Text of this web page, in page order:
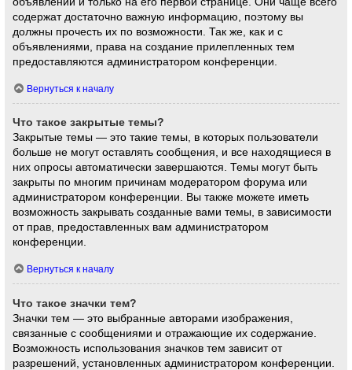
содержат достаточно важную информацию, поэтому вы
должны прочесть их по возможности. Так же, как и с
объявлениями, права на создание прилепленных тем
предоставляются администратором конференции.
Вернуться к началу
Что такое закрытые темы?
Закрытые темы — это такие темы, в которых пользователи
больше не могут оставлять сообщения, и все находящиеся в
них опросы автоматически завершаются. Темы могут быть
закрыты по многим причинам модератором форума или
администратором конференции. Вы также можете иметь
возможность закрывать созданные вами темы, в зависимости
от прав, предоставленных вам администратором
конференции.
Вернуться к началу
Что такое значки тем?
Значки тем — это выбранные авторами изображения,
связанные с сообщениями и отражающие их содержание.
Возможность использования значков тем зависит от
разрешений, установленных администратором конференции.